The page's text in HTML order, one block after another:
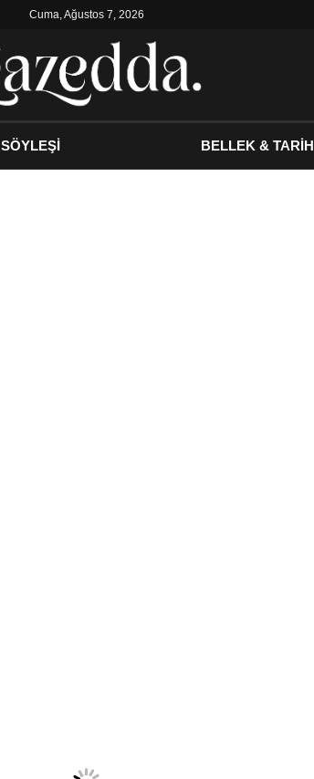
Cuma, Ağustos 7, 2026
SÖYLEŞİ BELLEK & TARİH